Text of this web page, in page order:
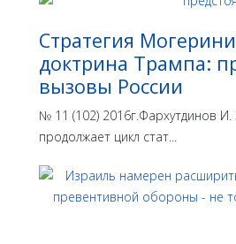
Стратегия
доктрина Трампа:
вызовы России
№ 11 (102) 2016г.Фархутдинов И.
продолжает цикл стат...